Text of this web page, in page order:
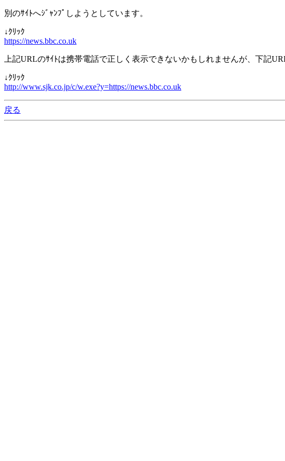
別のｻｲﾄへｼﾞｬﾝﾌﾟしようとしています。
↓ｸﾘｯｸ
https://news.bbc.co.uk
上記URLのｻｲﾄは携帯電話で正しく表示できないかもしれませんが、下記
↓ｸﾘｯｸ
http://www.sjk.co.jp/c/w.exe?y=https://news.bbc.co.uk
戻る